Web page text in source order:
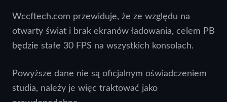
Wccftech.com przewiduje, że ze względu na
otwarty świat i brak ekranów ładowania, celem PB
będzie stałe 30 FPS na wszystkich konsolach.
Powyższe dane nie są oficjalnym oświadczeniem
studia, należy je więc traktować jako